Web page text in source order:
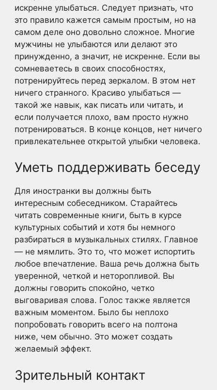
искренне улыбаться. Следует признать, что
это правило кажется самым простым, но на
самом деле оно довольно сложное. Многие
мужчины не улыбаются или делают это
принужденно, а значит, не искренне. Если вы
сомневаетесь в своих способностях,
потренируйтесь перед зеркалом. В этом нет
ничего странного. Красиво улыбаться —
такой же навык, как писать или читать, и
если получается плохо, вам просто нужно
потренироваться. В конце концов, нет ничего
привлекательнее открытой улыбки человека.
Уметь поддерживать беседу
Для иностранки вы должны быть
интересным собеседником. Старайтесь
читать современные книги, быть в курсе
культурных событий и хотя бы немного
разбираться в музыкальных стилях. Главное
— не мямлить. Это то, что может испортить
любое впечатление. Ваша речь должна быть
уверенной, четкой и неторопливой. Вы
должны говорить спокойно, четко
выговаривая слова. Голос также является
важным моментом. Было бы неплохо
попробовать говорить всего на полтона
ниже, чем обычно. Это может создать
желаемый эффект.
Зрительный контакт